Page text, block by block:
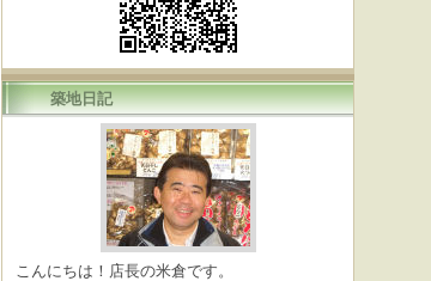
築地日記
こんにちは！店長の米倉です。